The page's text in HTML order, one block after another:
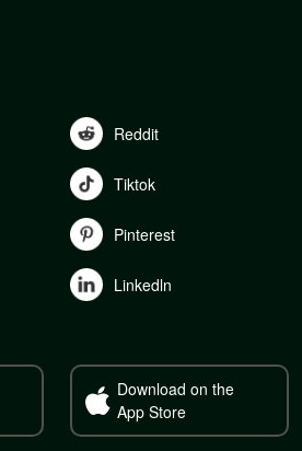
Reddit
Tiktok
Pinterest
Linkedln
Download on the
App Store